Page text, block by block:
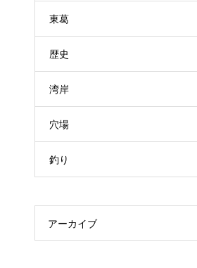
東葛
歴史
湾岸
穴場
釣り
アーカイブ